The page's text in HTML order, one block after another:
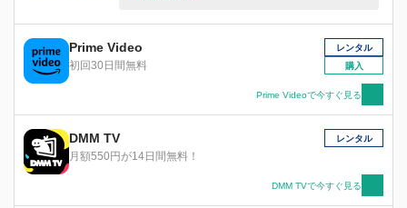
いた彼女のもう一つの人格 "ダーク・フェニック
ス"を覚醒させてしまう。強大なパワーを暴走さ
せる彼女を救おうと手をさしのべる仲間。しか
し、制御不能の力は思いがけない悲劇を引き起こ
す。そこへジーンのパワーを利用しようと謎の女
が近づいてくる。地上の全生命体を滅ぼしかねな
い＜最大の脅威＞となった"ダーク・フェニック
ス"に、X-MENが立ち向かう術はあるのか―。
Prime Video
初回30日間無料
レンタル
購入
Prime Videoで今すぐ見る
DMM TV
月額550円が14日間無料！
レンタル
DMM TVで今すぐ見る